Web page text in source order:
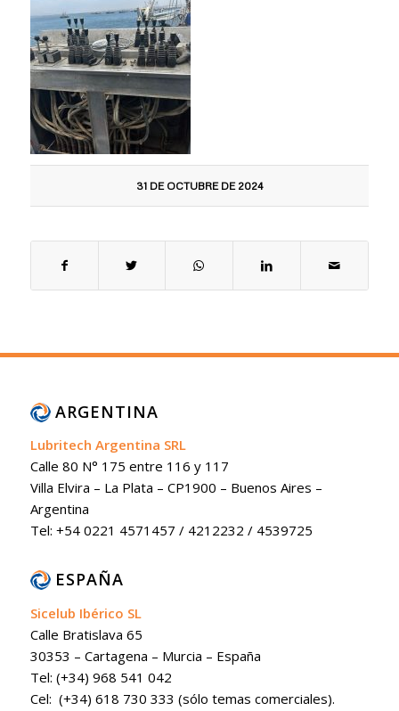
31 DE OCTUBRE DE 2024
ARGENTINA
Lubritech Argentina SRL
Calle 80 N° 175 entre 116 y 117
Villa Elvira – La Plata – CP1900 – Buenos Aires –
Argentina
Tel: +54 0221 4571457 / 4212232 / 4539725
ESPAÑA
Sicelub Ibérico SL
Calle Bratislava 65
30353 – Cartagena – Murcia – España
Tel: (+34) 968 541 042
Cel: (+34) 618 730 333 (sólo temas comerciales).